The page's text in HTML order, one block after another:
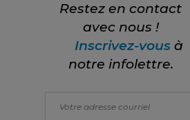
Restez en contact
avec nous !
Inscrivez-vous à
notre infolettre.